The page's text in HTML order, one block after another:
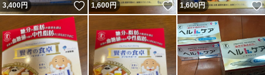
3,400円 いいね！
1,600円 いいね！
1,600円